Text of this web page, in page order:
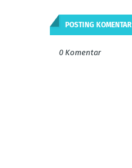
POSTING KOMENTAR
0 Komentar